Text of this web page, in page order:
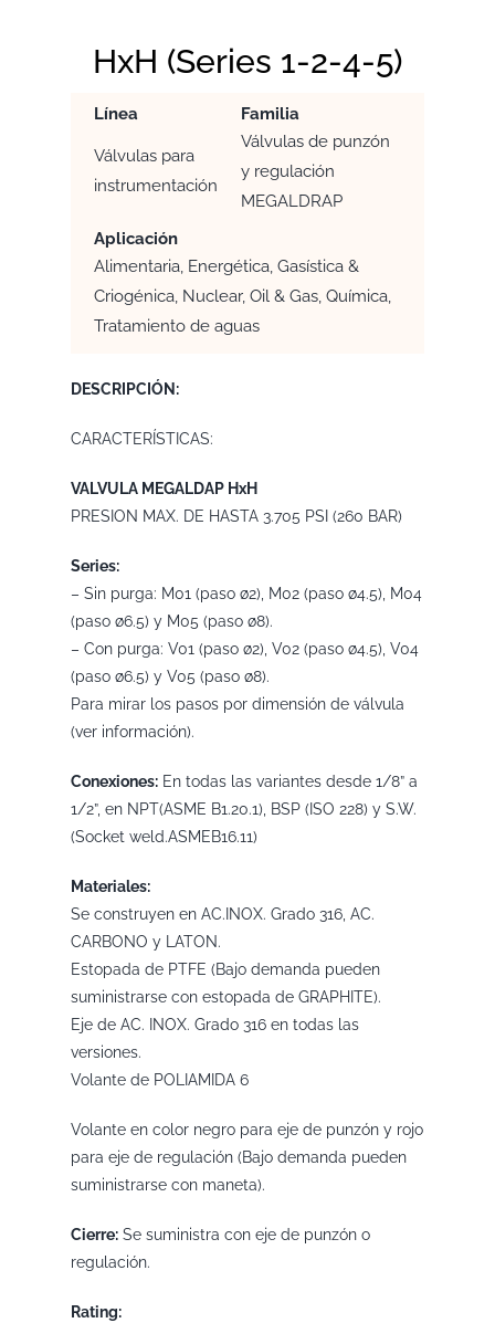
HxH (Series 1-2-4-5)
Línea Familia
Válvulas para
instrumentación
Válvulas de punzón
y regulación
MEGALDRAP
Aplicación
Alimentaria, Energética, Gasística &
Criogénica, Nuclear, Oil & Gas, Química,
Tratamiento de aguas
DESCRIPCIÓN:
CARACTERÍSTICAS:
VALVULA MEGALDAP HxH
PRESION MAX. DE HASTA 3.705 PSI (260 BAR)
Series:
– Sin purga: M01 (paso ø2), M02 (paso ø4.5), M04
(paso ø6.5) y M05 (paso ø8).
– Con purga: V01 (paso ø2), V02 (paso ø4.5), V04
(paso ø6.5) y V05 (paso ø8).
Para mirar los pasos por dimensión de válvula
(ver información).
Conexiones:En todas las variantes desde 1/8” a
1/2”, en NPT(ASME B1.20.1), BSP (ISO 228) y S.W.
(Socket weld.ASMEB16.11)
Materiales:
Se construyen en AC.INOX. Grado 316, AC.
CARBONO y LATON.
Estopada de PTFE (Bajo demanda pueden
suministrarse con estopada de GRAPHITE).
Eje de AC. INOX. Grado 316 en todas las
versiones.
Volante de POLIAMIDA 6
Volante en color negro para eje de punzón y rojo
para eje de regulación (Bajo demanda pueden
suministrarse con maneta).
Cierre:Se suministra con eje de punzón o
regulación.
Rating: